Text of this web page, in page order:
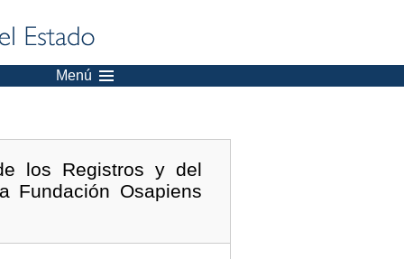
Menú
los Registros y del
Fundación Osapiens